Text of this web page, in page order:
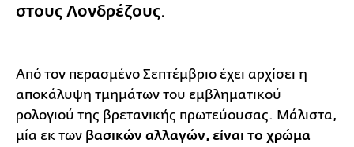
στους Λονδρέζους.
Από τον περασμένο Σεπτέμβριο έχει αρχίσει η
αποκάλυψη τμημάτων του εμβληματικού
ρολογιού της βρετανικής πρωτεύουσας. Μάλιστα,
μία εκ των βασικών αλλαγών, είναι το χρώμα